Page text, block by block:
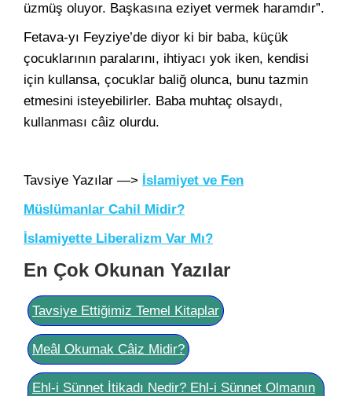
üzmüş oluyor. Başkasına eziyet vermek haramdır”.
Fetava-yı Feyziye’de diyor ki bir baba, küçük
çocuklarının paralarını, ihtiyacı yok iken, kendisi
için kullansa, çocuklar baliğ olunca, bunu tazmin
etmesini isteyebilirler. Baba muhtaç olsaydı,
kullanması câiz olurdu.
Tavsiye Yazılar —> İslamiyet ve Fen
Müslümanlar Cahil Midir?
İslamiyette Liberalizm Var Mı?
En Çok Okunan Yazılar
Tavsiye Ettiğimiz Temel Kitaplar
Meâl Okumak Câiz Midir?
Ehl-i Sünnet İtikadı Nedir? Ehl-i Sünnet Olmanın